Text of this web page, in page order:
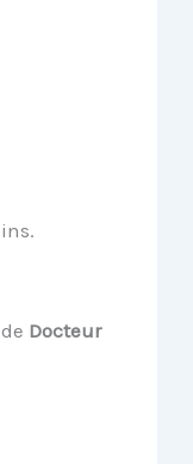
Docteur